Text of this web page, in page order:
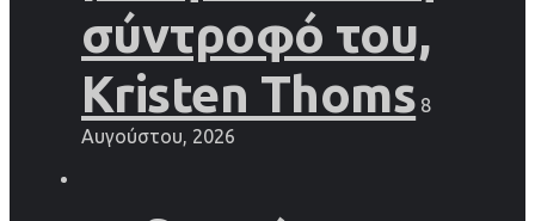
σύντροφό του,
Kristen Thoms 8
Αυγούστου, 2026